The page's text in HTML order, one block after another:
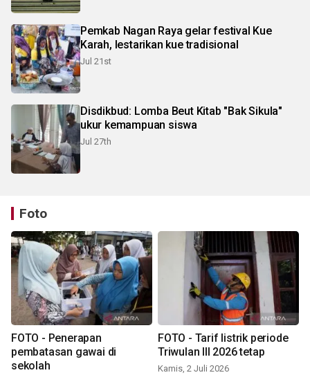
Pemkab Nagan Raya gelar festival Kue
Karah, lestarikan kue tradisional
Jul 21st
Disdikbud: Lomba Beut Kitab "Bak Sikula"
ukur kemampuan siswa
Jul 27th
Foto
FOTO - Penerapan
pembatasan gawai di
sekolah
FOTO - Tarif listrik periode
Triwulan III 2026 tetap
Kamis, 2 Juli 2026